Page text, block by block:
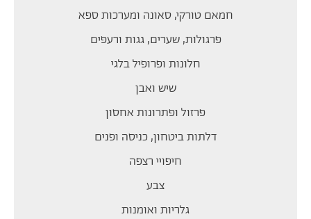
חמאם טורקי, סאונה ומערכות ספא
פרגולות, שערים, גגות ורעפים
חלונות ופרופיל בלגי
שיש ואבן
פרזול ופתרונות אחסון
דלתות ביטחון, כניסה ופנים
חיפויי רצפה
צבע
גלריות ואומנות